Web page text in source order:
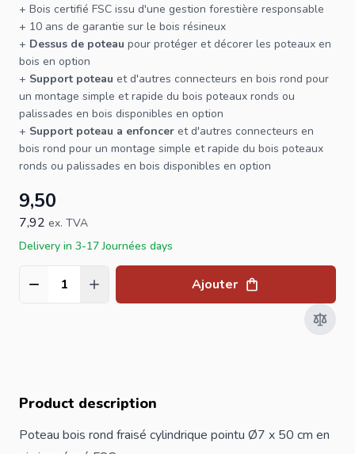
+ Bois certifié FSC issu d'une gestion forestière responsable
+ 10 ans de garantie sur le bois résineux
+ Dessus de poteau pour protéger et décorer les poteaux en
bois en option
+ Support poteau et d'autres connecteurs en bois rond pour
un montage simple et rapide du bois poteaux ronds ou
palissades en bois disponibles en option
+ Support poteau a enfoncer et d'autres connecteurs en
bois rond pour un montage simple et rapide du bois poteaux
ronds ou palissades en bois disponibles en option
9,50
7,92 ex. TVA
Delivery in 3-17 Journées days
Quantité Ajouter
Product description
Poteau bois rond fraisé cylindrique pointu Ø7 x 50 cm en